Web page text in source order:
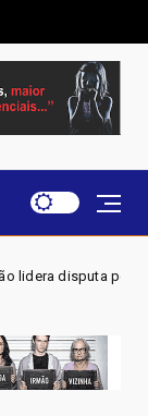
na Alego em